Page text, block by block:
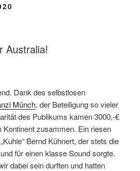
Australia!
Dank des selbstlosen
Münch, der Beteiligung so vieler
des Publikums kamen 3000,-€
Kontinent zusammen. Ein riesen
Bernd Kühnert, der stets die
für einen klasse Sound sorgte.
dabei sein durften und hatten